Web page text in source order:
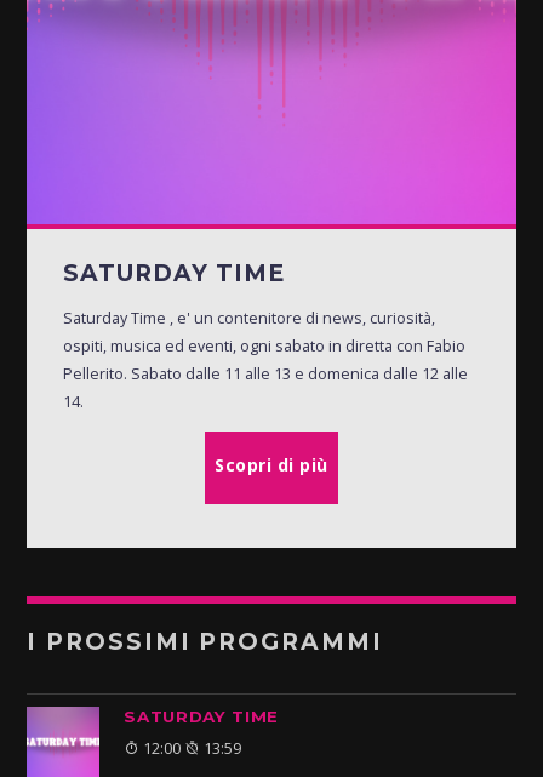
SATURDAY TIME
Saturday Time , e' un contenitore di news, curiosità,
ospiti, musica ed eventi, ogni sabato in diretta con Fabio
Pellerito. Sabato dalle 11 alle 13 e domenica dalle 12 alle
14.
Scopri di più
I PROSSIMI PROGRAMMI
SATURDAY TIME
12:00 13:59